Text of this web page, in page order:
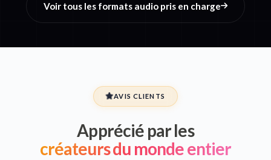
Voir tous les formats audio pris en charge
AVIS CLIENTS
Apprécié par les
créateurs du monde entier